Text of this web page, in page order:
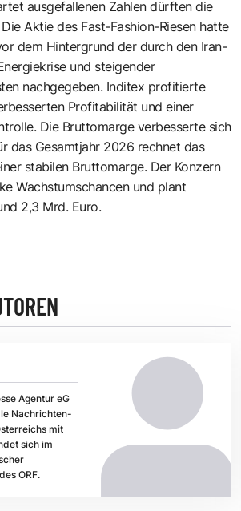
ausgefallenen Zahlen dürften die
Aktie des Fast-Fashion-Riesen hatte
dem Hintergrund der durch den Iran-
und steigender
nachgegeben. Inditex profitierte
Profitabilität und einer
Die Bruttomarge verbesserte sich
das Gesamtjahr 2026 rechnet das
stabilen Bruttomarge. Der Konzern
Wachstumschancen und plant
2,3 Mrd. Euro.
Agentur eG
Nachrichten-
mit
sich im
ORF.